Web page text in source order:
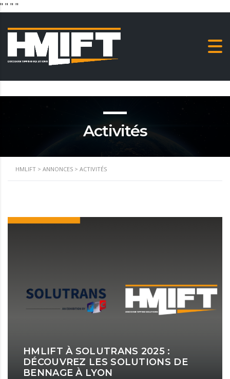
" " " "
Activités
HMLIFT > ANNONCES > ACTIVITÉS
HMLIFT À SOLUTRANS 2025 :
DÉCOUVREZ LES SOLUTIONS DE
BENNAGE À LYON